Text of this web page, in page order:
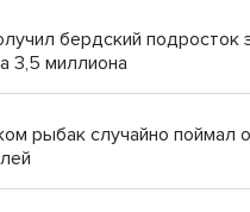
бердский подросток
3,5 миллиона
рыбак случайно поймал